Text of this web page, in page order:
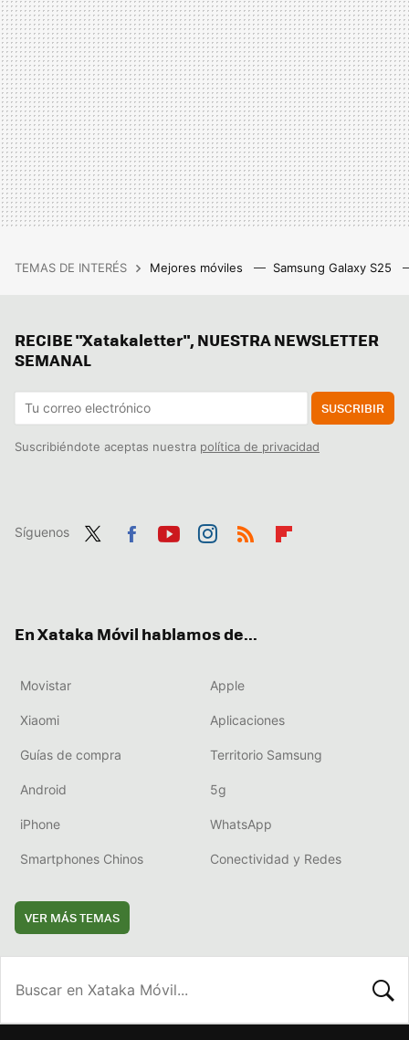
TEMAS DE INTERÉS Mejores móviles Samsung Galaxy S25
RECIBE "Xatakaletter", NUESTRA NEWSLETTER
SEMANAL
SUSCRIBIR
Suscribiéndote aceptas nuestra política de privacidad
Síguenos
En Xataka Móvil hablamos de...
Movistar Apple
Xiaomi Aplicaciones
Guías de compra Territorio Samsung
Android 5g
iPhone WhatsApp
Smartphones Chinos Conectividad y Redes
VER MÁS TEMAS